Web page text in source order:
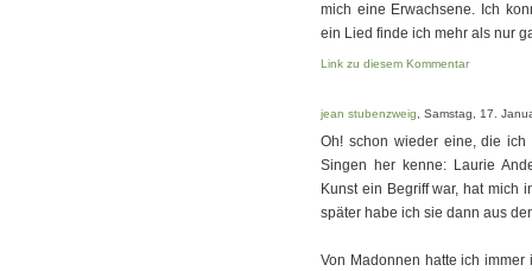
mich eine Erwachsene. Ich
ein Lied finde ich mehr als nur
Link zu diesem Kommentar
jean stubenzweig , Samstag, 17.
Oh! schon wieder eine, die
Singen her kenne: Laurie
Kunst ein Begriff war, hat mich
später habe ich sie dann aus
Von Madonnen hatte ich